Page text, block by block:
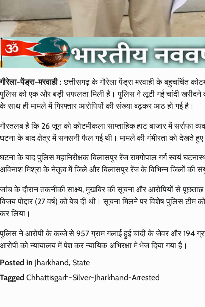
गौरेला-पेंड्रा-मरवाही :छत्तीसगढ़ के गौरेला पेंड्रा मरवाही के बहुचर्चित
पुलिस को एक और बड़ी सफलता मिली है। पुलिस ने लूटी गई चांदी खरीदने
के साथ ही मामले में गिरफ्तार आरोपियों की संख्या बढ़कर आठ हो गई है।
गौरतलब है कि 26 जून को कोटमीकला साप्ताहिक हाट बाजार में सर्राफा
घटना के बाद क्षेत्र में सनसनी फैल गई थी। मामले की गंभीरता को देखते हुए
घटना के बाद पुलिस महानिरीक्षक बिलासपुर रेंज रामगोपाल गर्ग स्वयं
अविनाश मिश्रा के नेतृत्व में जिले और बिलासपुर रेंज के विभिन्न जिलों की
जांच के दौरान तकनीकी साक्ष्य, मुखबिर की सूचना और आरोपियों से
विजय पोद्दार (27 वर्ष) को बेच दी थी। सूचना मिलने पर विशेष पुलिस टीम
कर लिया।
पुलिस ने आरोपी के कब्जे से 957 ग्राम गलाई हुई चांदी के जेवर और 194
आरोपी को न्यायालय में पेश कर न्यायिक अभिरक्षा में भेज दिया गया है।
Posted in Jharkhand, State
Tagged Chhattisgarh-Silver-Jharkhand-Arrested